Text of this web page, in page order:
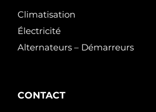
Climatisation
Électricité
Alternateurs – Démarreurs
CONTACT